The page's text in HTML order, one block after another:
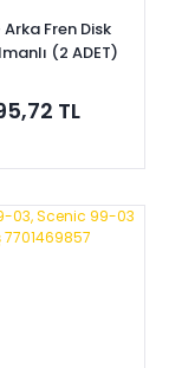
Arka Fren Disk
(2 ADET)
TL
Ekle